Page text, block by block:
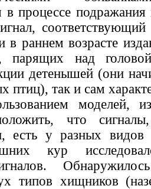
в процессе
в раннем возрасте
парящих над
детенышей (они
птиц), так и сам
моделей,
что
есть у разных
кур
типов хищников